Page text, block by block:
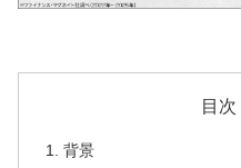
目次
背景